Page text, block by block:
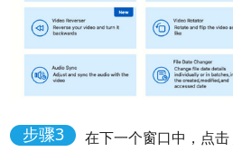
步骤3 在下一个窗口中，点击